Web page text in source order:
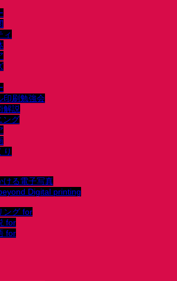
ィ
印刷勉強会
解説
ング
り
ける電子写真
Digital printing
ング for
for
for